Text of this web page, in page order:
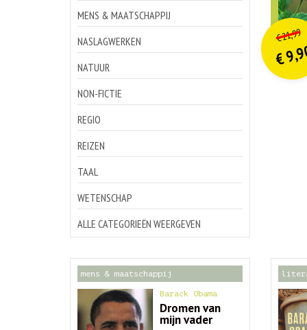
MENS & MAATSCHAPPIJ
NASLAGWERKEN
NATUUR
NON-FICTIE
REGIO
REIZEN
TAAL
WETENSCHAP
ALLE CATEGORIEËN WEERGEVEN
€21,99
€
mens & maatschappij
Barack Obama
Dromen van
mijn vader